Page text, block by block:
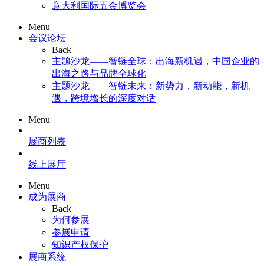
意大利国际五金博览会
Menu
会议论坛
Back
主题沙龙——智链全球：出海新机遇，中国企业的
出海之路与品牌全球化
主题沙龙——智链未来：新势力，新动能，新机
遇，跨境增长的深度对话
Menu
展商列表
线上展厅
Menu
成为展商
Back
为何参展
参展申请
知识产权保护
展商系统